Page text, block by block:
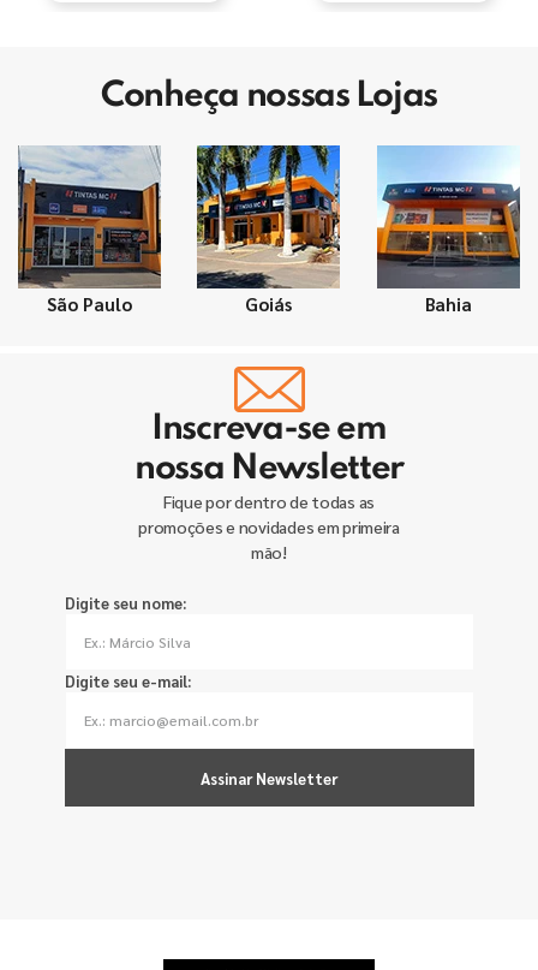
Conheça nossas Lojas
São Paulo Goiás Bahia
Inscreva-se em
nossa Newsletter
Fique por dentro de todas as
promoções e novidades em primeira
mão!
Digite seu nome:
Digite seu e-mail:
Assinar Newsletter